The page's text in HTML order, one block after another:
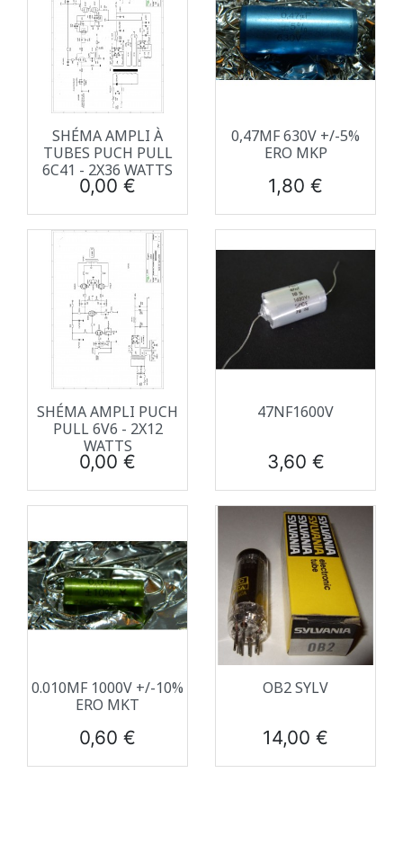
SHÉMA AMPLI À
TUBES PUCH PULL
6C41 - 2X36 WATTS
Prix
0,00 €
0,47ΜF 630V +/-5%
ERO MKP
Prix
1,80 €
SHÉMA AMPLI PUCH
PULL 6V6 - 2X12
WATTS
Prix
0,00 €
47NF1600V
Prix
3,60 €
0.010ΜF 1000V +/-10%
ERO MKT
Prix
0,60 €
OB2 SYLV
Prix
14,00 €